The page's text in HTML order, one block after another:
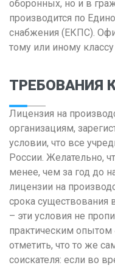
оборонных, но и в
производится по
снабжения (ЕКПС).
тому или иному
ТРЕБОВАНИЯ
Лицензия на
организациям,
условии, что все
России. Желательно,
менее, чем за год до
лицензии на
срока существования
– эти условия не
практическим опытом
отметить, что то же
соискателя: если во
Красноярск
Курган
Курск
Липецк
М
Магнитогорск
Махачкала
Мурманск
Н
Набережные
Нижний Тагил